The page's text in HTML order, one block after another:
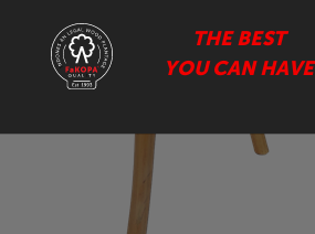
THE BEST
YOU CAN HAVE